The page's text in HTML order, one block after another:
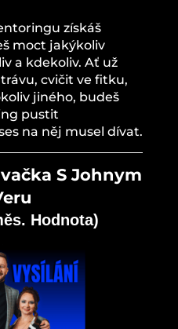
získáš
moct jakýkoliv
a kdekoliv. Ať už
cvičit ve fitku,
jiného, budeš
pustit
na něj musel dívat.
S Johnym
Hodnota)